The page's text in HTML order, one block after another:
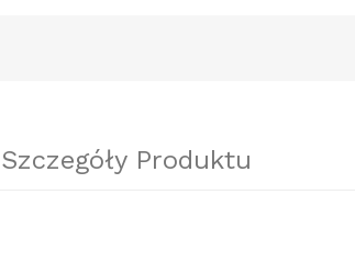
Szczegóły Produktu